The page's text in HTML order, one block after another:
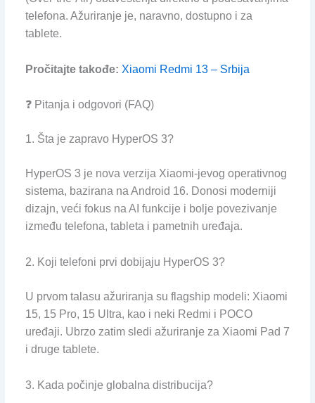
telefona. Ažuriranje je, naravno, dostupno i za
tablete.
Pročitajte takođe: Xiaomi Redmi 13 – Srbija
❓ Pitanja i odgovori (FAQ)
1. Šta je zapravo HyperOS 3?
HyperOS 3 je nova verzija Xiaomi-jevog operativnog
sistema, bazirana na Android 16. Donosi moderniji
dizajn, veći fokus na AI funkcije i bolje povezivanje
između telefona, tableta i pametnih uređaja.
2. Koji telefoni prvi dobijaju HyperOS 3?
U prvom talasu ažuriranja su flagship modeli: Xiaomi
15, 15 Pro, 15 Ultra, kao i neki Redmi i POCO
uređaji. Ubrzo zatim sledi ažuriranje za Xiaomi Pad 7
i druge tablete.
3. Kada počinje globalna distribucija?